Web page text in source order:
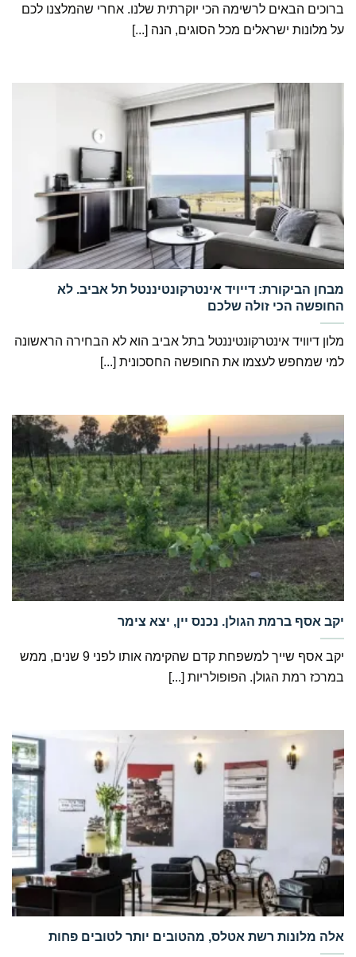
ברוכים הבאים לרשימה הכי יוקרתית שלנו. אחרי שהמלצנו לכם
על מלונות ישראלים מכל הסוגים, הנה [...]
‏מבחן הביקורת: דייויד אינטרקונטיננטל תל אביב. לא
החופשה הכי זולה שלכם
מלון דיוויד אינטרקונטיננטל בתל אביב הוא לא הבחירה הראשונה
למי שמחפש לעצמו את החופשה החסכונית [...]
‏יקב אסף ברמת הגולן. נכנס יין, יצא צימר
יקב אסף שייך למשפחת קדם שהקימה אותו לפני 9 שנים, ממש
במרכז רמת הגולן. הפופולריות [...]
‏אלה מלונות רשת אטלס, מהטובים יותר לטובים פחות